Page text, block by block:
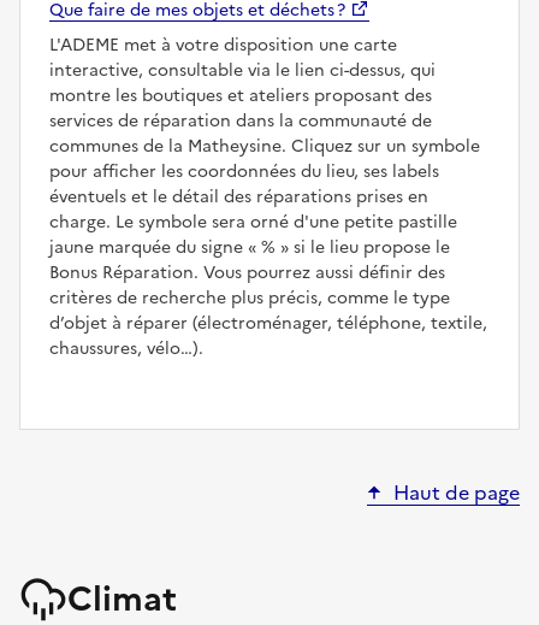
Que faire de mes objets et déchets ?
L'ADEME met à votre disposition une carte
interactive, consultable via le lien ci-dessus, qui
montre les boutiques et ateliers proposant des
services de réparation dans la communauté de
communes de la Matheysine. Cliquez sur un symbole
pour afficher les coordonnées du lieu, ses labels
éventuels et le détail des réparations prises en
charge. Le symbole sera orné d'une petite pastille
jaune marquée du signe
%
si le lieu propose le
Bonus Réparation. Vous pourrez aussi définir des
critères de recherche plus précis, comme le type
d’objet à réparer (électroménager, téléphone, textile,
chaussures, vélo…).
Haut de page
Climat